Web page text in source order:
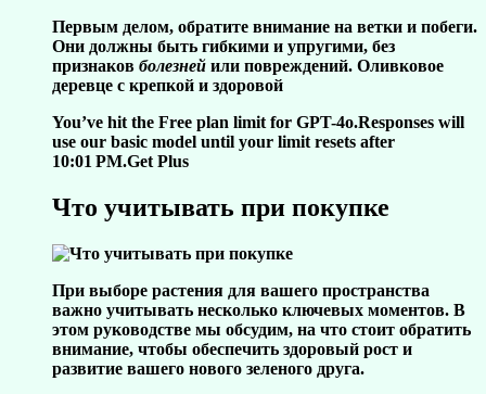
Первым делом, обратите внимание на ветки и побеги.
Они должны быть гибкими и упругими, без
признаков болезней или повреждений. Оливковое
деревце с крепкой и здоровой
You’ve hit the Free plan limit for GPT-4o.Responses will
use our basic model until your limit resets after
10:01 PM.Get Plus
Что учитывать при покупке
При выборе растения для вашего пространства
важно учитывать несколько ключевых моментов. В
этом руководстве мы обсудим, на что стоит обратить
внимание, чтобы обеспечить здоровый рост и
развитие вашего нового зеленого друга.